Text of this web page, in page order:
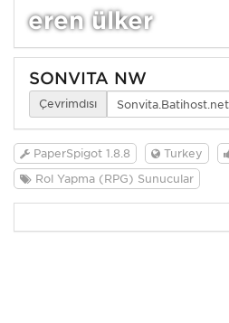
eren ülker
SONVİTA NW
Çevrimdışı
PaperSpigot 1.8.8 Turkey
Rol Yapma (RPG) Sunucular